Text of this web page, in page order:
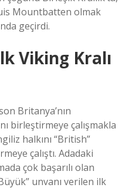
Mountbatten olmak
geçirdi.
Viking Kralı
Britanya’nın
birleştirmeye çalışmakla
halkını “British”
çalıştı. Adadaki
çok başarılı olan
unvanı verilen ilk